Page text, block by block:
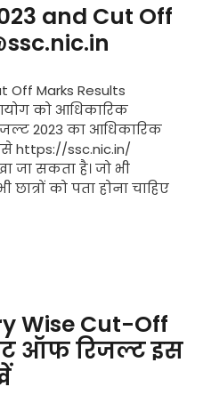
and Cut Off
Off Marks Results
को आधिकारिक
2023 का आधिकारिक
https://ssc.nic.in/
जा सकता है। जो भी
को पता होना चाहिए
Wise Cut-Off
ऑफ रिजल्ट इस